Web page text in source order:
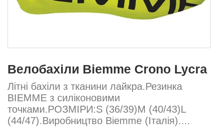
Велобахіли Biemme Crono Lycra
Літні бахіли з тканини лайкра.Резинка
BIEMME з силіконовими
точками.РОЗМІРИ:S (36/39)М (40/43)L
(44/47).Виробництво Biemme (Італія)....